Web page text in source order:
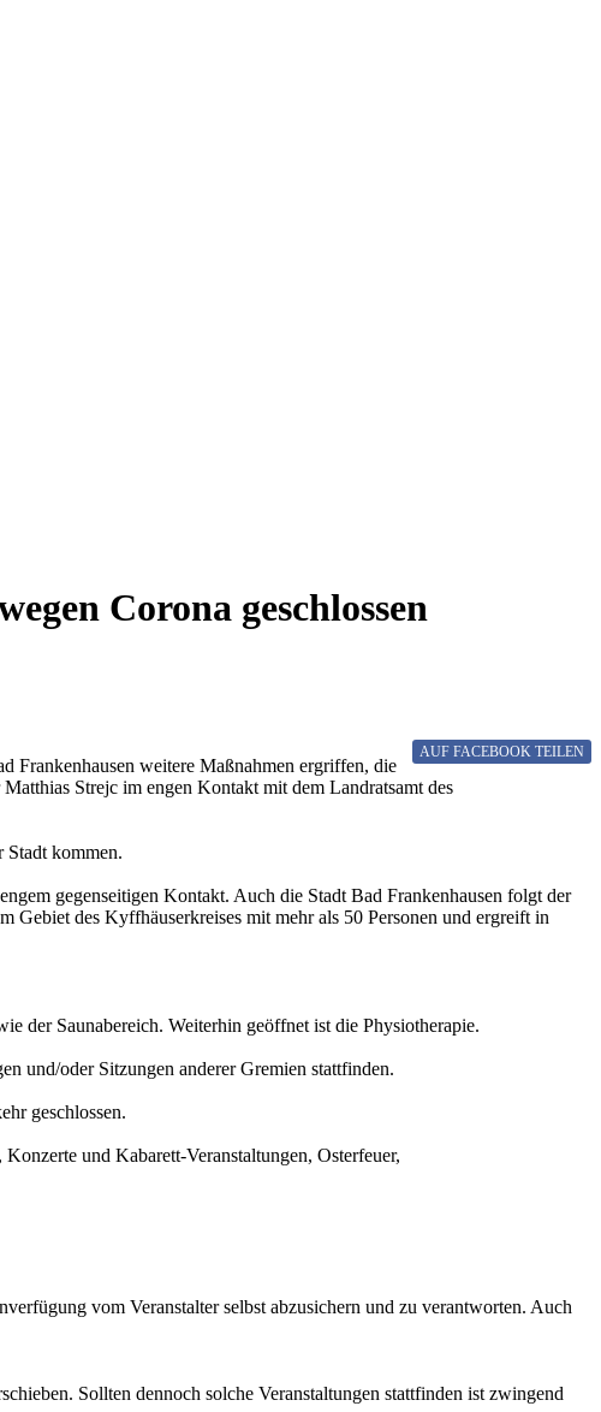
Corona geschlossen
AUF FACEBOOK TEILEN
Frankenhausen weitere Maßnahmen ergriffen, die
Strejc im engen Kontakt mit dem Landratsamt des
Stadt kommen.
gegenseitigen Kontakt. Auch die Stadt Bad Frankenhausen folgt der
des Kyffhäuserkreises mit mehr als 50 Personen und ergreift in
der Saunabereich. Weiterhin geöffnet ist die Physiotherapie.
und/oder Sitzungen anderer Gremien stattfinden.
geschlossen.
und Kabarett-Veranstaltungen, Osterfeuer,
vom Veranstalter selbst abzusichern und zu verantworten. Auch
Sollten dennoch solche Veranstaltungen stattfinden ist zwingend